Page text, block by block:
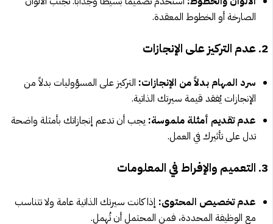
الصارخة أو الخطوط المعقدة.
2. عدم التركيز على الإنجازات
سرد المهام بدلاً من الإنجازات: التركيز على المسؤوليات بدلاً من
الإنجازات يُفقد قيمة سيرتك الذاتية.
عدم تقديم أمثلة ملموسة: يجب أن تدعم إنجازاتك بأمثلة واضحة
تدل على تأثيرك في العمل.
3. التعميم والإفراط في المعلومات
عدم تخصيص المحتوى: إذا كانت سيرتك الذاتية عامة ولا تتناسب
مع الوظيفة المحددة، فمن المحتمل أن تُهمل.